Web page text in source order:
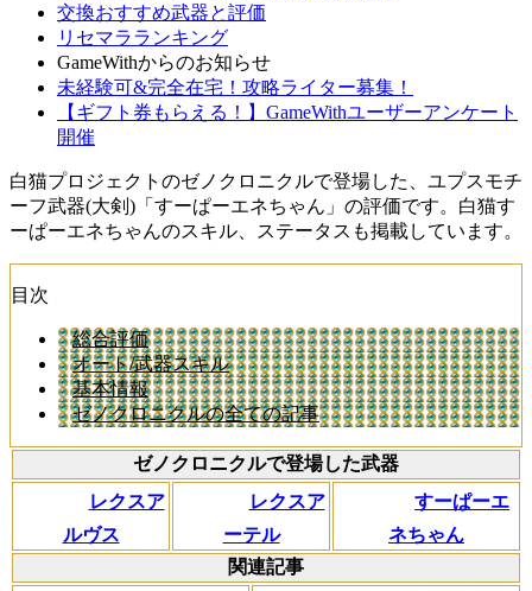
交換おすすめ武器と評価
リセマラランキング
GameWithからのお知らせ
未経験可&完全在宅！攻略ライター募集！
【ギフト券もらえる！】GameWithユーザーアンケート
開催
白猫プロジェクトのゼノクロニクルで登場した、ユプスモチ
ーフ武器(大剣)「すーぱーエネちゃん」の評価です。白猫す
ーぱーエネちゃんのスキル、ステータスも掲載しています。
目次
総合評価
オート/武器スキル
基本情報
ゼノクロニクルの全ての記事
ゼノクロニクルで登場した武器
レクスア
ルヴス
レクスア
ーテル
すーぱーエ
ネちゃん
関連記事